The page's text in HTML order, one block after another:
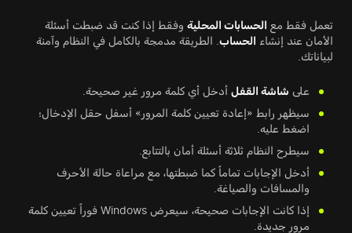
تعمل فقط مع الحسابات المحلية وفقط إذا كنت قد ضبطت أسئلة
الأمان عند إنشاء الحساب . الطريقة مدمجة بالكامل في النظام وآمنة
لبياناتك.
على شاشة القفل أدخل أي كلمة مرور غير صحيحة.
سيظهر رابط «إعادة تعيين كلمة المرور» أسفل حقل الإدخال؛
اضغط عليه.
سيطرح النظام ثلاثة أسئلة أمان بالتتابع.
أدخل الإجابات تماماً كما ضبطتها، مع مراعاة حالة الأحرف
والمسافات والصياغة.
إذا كانت الإجابات صحيحة، سيعرض Windows فوراً تعيين كلمة
مرور جديدة.